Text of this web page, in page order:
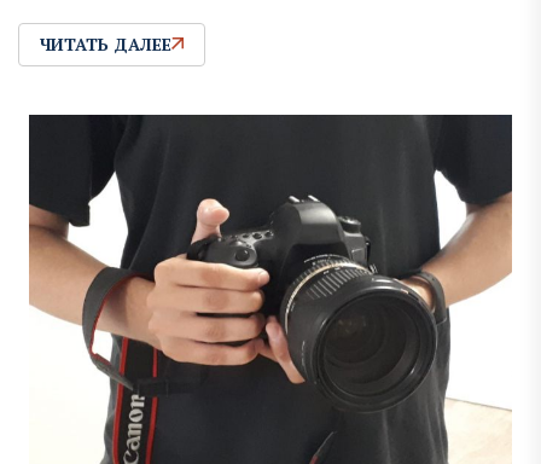
ЧИТАТЬ ДАЛЕЕ